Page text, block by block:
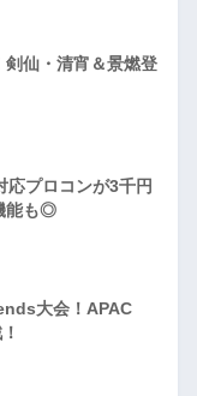
剣仙・清宵＆景燃登
応プロコンが3千円
能も◎
大会！APAC